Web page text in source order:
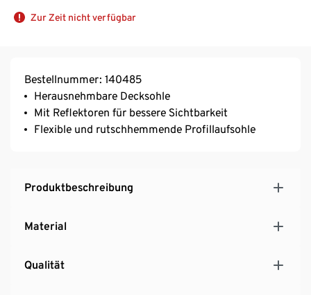
Zur Zeit nicht verfügbar
Bestellnummer: 140485
Herausnehmbare Decksohle
Mit Reflektoren für bessere Sichtbarkeit
Flexible und rutschhemmende Profillaufsohle
Produktbeschreibung
Material
Qualität